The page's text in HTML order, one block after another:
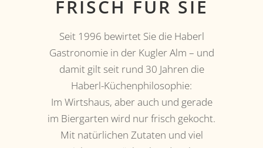
FRISCH FÜR SIE
Seit 1996 bewirtet Sie die Haberl
Gastronomie in der Kugler Alm – und
damit gilt seit rund 30 Jahren die
Haberl-Küchenphilosophie:
Im Wirtshaus, aber auch und gerade
im Biergarten wird nur frisch gekocht.
Mit natürlichen Zutaten und viel